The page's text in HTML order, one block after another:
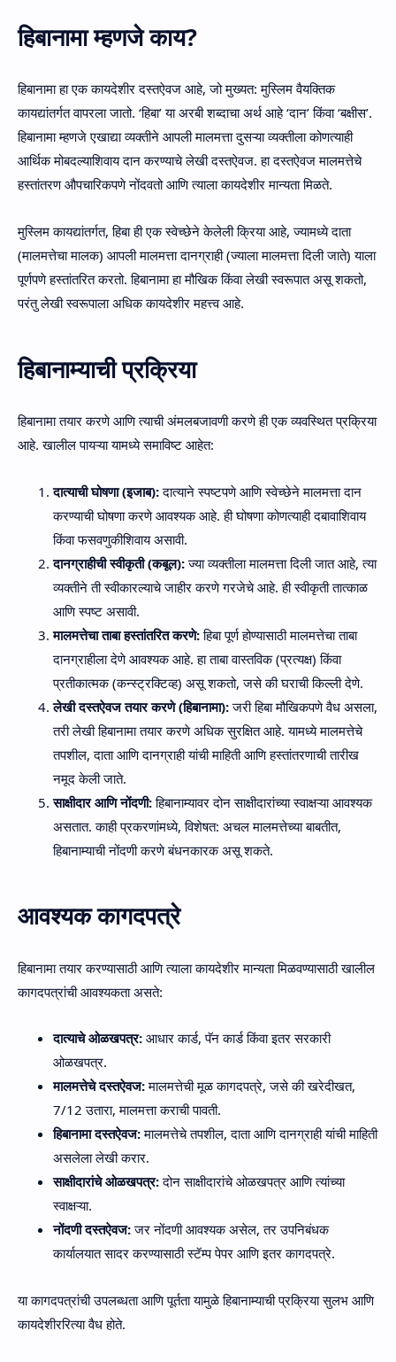
हिबानामा म्हणजे काय?
हिबानामा हा एक कायदेशीर दस्तऐवज आहे, जो मुख्यत: मुस्लिम वैयक्तिक
कायद्यांतर्गत वापरला जातो. ‘हिबा’ या अरबी शब्दाचा अर्थ आहे ‘दान’ किंवा ‘बक्षीस’.
हिबानामा म्हणजे एखाद्या व्यक्तीने आपली मालमत्ता दुसऱ्या व्यक्तीला कोणत्याही
आर्थिक मोबदल्याशिवाय दान करण्याचे लेखी दस्तऐवज. हा दस्तऐवज मालमत्तेचे
हस्तांतरण औपचारिकपणे नोंदवतो आणि त्याला कायदेशीर मान्यता मिळते.
मुस्लिम कायद्यांतर्गत, हिबा ही एक स्वेच्छेने केलेली क्रिया आहे, ज्यामध्ये दाता
(मालमत्तेचा मालक) आपली मालमत्ता दानग्राही (ज्याला मालमत्ता दिली जाते) याला
पूर्णपणे हस्तांतरित करतो. हिबानामा हा मौखिक किंवा लेखी स्वरूपात असू शकतो,
परंतु लेखी स्वरूपाला अधिक कायदेशीर महत्त्व आहे.
हिबानाम्याची प्रक्रिया
हिबानामा तयार करणे आणि त्याची अंमलबजावणी करणे ही एक व्यवस्थित प्रक्रिया
आहे. खालील पायऱ्या यामध्ये समाविष्ट आहेत:
दात्याची घोषणा (इजाब):दात्याने स्पष्टपणे आणि स्वेच्छेने मालमत्ता दान
करण्याची घोषणा करणे आवश्यक आहे. ही घोषणा कोणत्याही दबावाशिवाय
किंवा फसवणुकीशिवाय असावी.
दानग्राहीची स्वीकृती (कबूल):ज्या व्यक्तीला मालमत्ता दिली जात आहे, त्या
व्यक्तीने ती स्वीकारल्याचे जाहीर करणे गरजेचे आहे. ही स्वीकृती तात्काळ
आणि स्पष्ट असावी.
मालमत्तेचा ताबा हस्तांतरित करणे:हिबा पूर्ण होण्यासाठी मालमत्तेचा ताबा
दानग्राहीला देणे आवश्यक आहे. हा ताबा वास्तविक (प्रत्यक्ष) किंवा
प्रतीकात्मक (कन्स्ट्रक्टिव्ह) असू शकतो, जसे की घराची किल्ली देणे.
लेखी दस्तऐवज तयार करणे (हिबानामा):जरी हिबा मौखिकपणे वैध असला,
तरी लेखी हिबानामा तयार करणे अधिक सुरक्षित आहे. यामध्ये मालमत्तेचे
तपशील, दाता आणि दानग्राही यांची माहिती आणि हस्तांतरणाची तारीख
नमूद केली जाते.
साक्षीदार आणि नोंदणी:हिबानाम्यावर दोन साक्षीदारांच्या स्वाक्षऱ्या आवश्यक
असतात. काही प्रकरणांमध्ये, विशेषत: अचल मालमत्तेच्या बाबतीत,
हिबानाम्याची नोंदणी करणे बंधनकारक असू शकते.
आवश्यक कागदपत्रे
हिबानामा तयार करण्यासाठी आणि त्याला कायदेशीर मान्यता मिळवण्यासाठी खालील
कागदपत्रांची आवश्यकता असते:
दात्याचे ओळखपत्र: आधार कार्ड, पॅन कार्ड किंवा इतर सरकारी
ओळखपत्र.
मालमत्तेचे दस्तऐवज:मालमत्तेची मूळ कागदपत्रे, जसे की खरेदीखत,
7/12 उतारा, मालमत्ता कराची पावती.
हिबानामा दस्तऐवज:मालमत्तेचे तपशील, दाता आणि दानग्राही यांची माहिती
असलेला लेखी करार.
साक्षीदारांचे ओळखपत्र:दोन साक्षीदारांचे ओळखपत्र आणि त्यांच्या
स्वाक्षऱ्या.
नोंदणी दस्तऐवज:जर नोंदणी आवश्यक असेल, तर उपनिबंधक
कार्यालयात सादर करण्यासाठी स्टॅम्प पेपर आणि इतर कागदपत्रे.
या कागदपत्रांची उपलब्धता आणि पूर्तता यामुळे हिबानाम्याची प्रक्रिया सुलभ आणि
कायदेशीररित्या वैध होते.